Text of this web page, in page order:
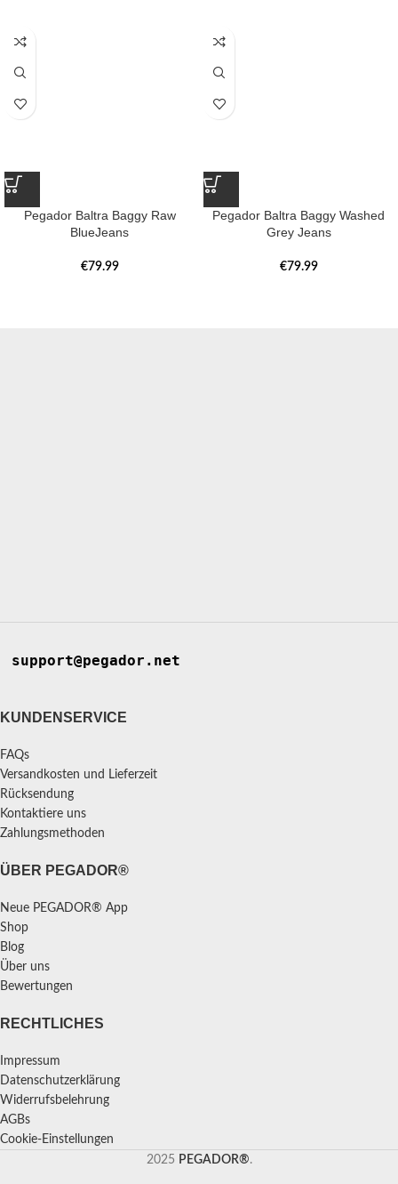
Pegador Baltra Baggy Raw
BlueJeans
€79.99
Pegador Baltra Baggy Washed
Grey Jeans
€79.99
support@pegador.net
KUNDENSERVICE
FAQs
Versandkosten und Lieferzeit
Rücksendung
Kontaktiere uns
Zahlungsmethoden
ÜBER PEGADOR®
Neue PEGADOR® App
Shop
Blog
Über uns
Bewertungen
RECHTLICHES
Impressum
Datenschutzerklärung
Widerrufsbelehrung
AGBs
Cookie-Einstellungen
2025 PEGADOR®.